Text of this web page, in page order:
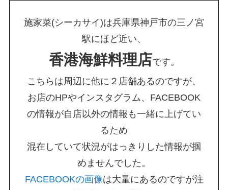
施家菜(シーカサイ)は兵庫県神戸市の三ノ宮
駅にほど近い、
香港海鮮料理店です。
こちらは周辺に他に２店舗あるのですが、
お店のHPやインスタグラム、FACEBOOK
の情報が自店以外の情報も一緒に上げてい
るため
混在していて状況がはっきりした情報が掴
めませんでした。
FACEBOOKの画像は大量にあるのですが注